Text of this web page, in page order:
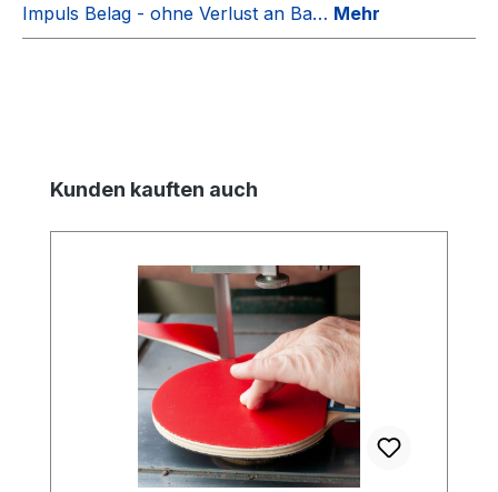
Impuls Belag - ohne Verlust an Ba… Mehr
Produktgalerie überspringen
Kunden kauften auch